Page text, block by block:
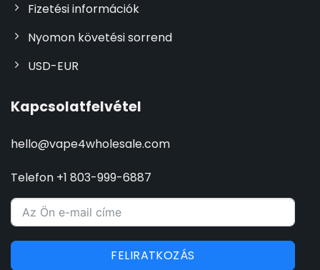
Fizetési információk
Nyomon követési sorrend
USD-EUR
Kapcsolatfelvétel
hello@vape4wholesale.com
Telefon +1 803-999-6887
FELIRATKOZÁS